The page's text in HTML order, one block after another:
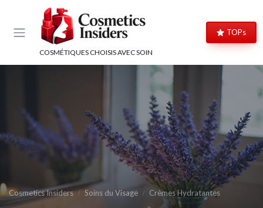
COSMÉTIQUES CHOISIS AVEC SOIN
TOPs
Cosmetics Insiders Soins du Visage Crèmes Hydratantes
Panneau de gestion des cookies